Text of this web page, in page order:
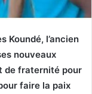
Koundé, l’ancien
nouveaux
de fraternité pour
faire la paix